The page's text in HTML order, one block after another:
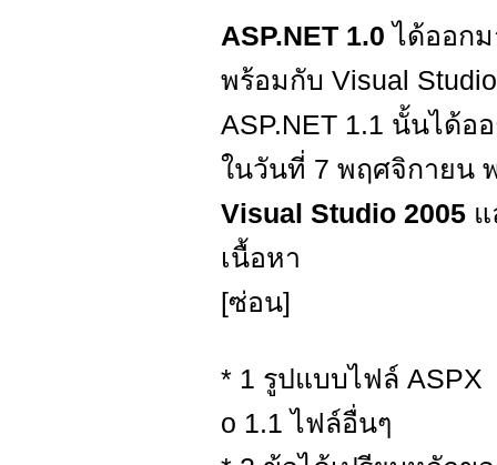
ASP.NET 1.0 ได้ออก
พร้อมกับ Visual
ASP.NET 1.1 นั้นได้
ในวันที่ 7 พฤศจิกายน
Visual Studio 2005 แ
เนื้อหา
[ซ่อน]
* 1 รูปแบบไฟล์ ASPX
o 1.1 ไฟล์อื่นๆ